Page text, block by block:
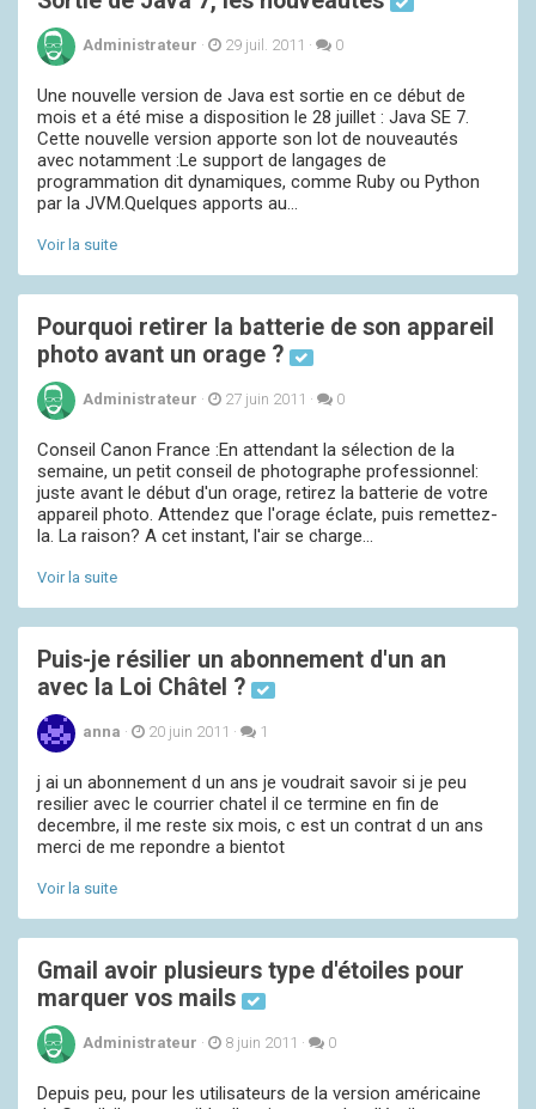
Administrateur · 29 juil. 2011 · 0
Une nouvelle version de Java est sortie en ce début de
mois et a été mise a disposition le 28 juillet : Java SE 7.
Cette nouvelle version apporte son lot de nouveautés
avec notamment :Le support de langages de
programmation dit dynamiques, comme Ruby ou Python
par la JVM.Quelques apports au...
Voir la suite
Pourquoi retirer la batterie de son appareil
photo avant un orage ?
Administrateur · 27 juin 2011 · 0
Conseil Canon France :En attendant la sélection de la
semaine, un petit conseil de photographe professionnel:
juste avant le début d'un orage, retirez la batterie de votre
appareil photo. Attendez que l'orage éclate, puis remettez-
la. La raison? A cet instant, l'air se charge...
Voir la suite
Puis-je résilier un abonnement d'un an
avec la Loi Châtel ?
anna · 20 juin 2011 · 1
j ai un abonnement d un ans je voudrait savoir si je peu
resilier avec le courrier chatel il ce termine en fin de
decembre, il me reste six mois, c est un contrat d un ans
merci de me repondre a bientot
Voir la suite
Gmail avoir plusieurs type d'étoiles pour
marquer vos mails
Administrateur · 8 juin 2011 · 0
Depuis peu, pour les utilisateurs de la version américaine